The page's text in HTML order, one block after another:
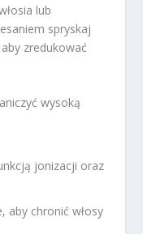
lub
spryskaj
zredukować
wysoką
jonizacji oraz
aby chronić włosy